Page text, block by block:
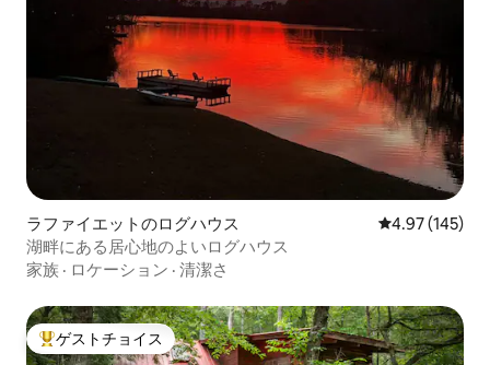
ラファイエットのログハウス レビュー145
4.97 (145)
湖畔にある居心地のよいログハウス
家族 · ロケーション · 清潔さ
大好評のゲストチョイスです。
ゲストチョイス